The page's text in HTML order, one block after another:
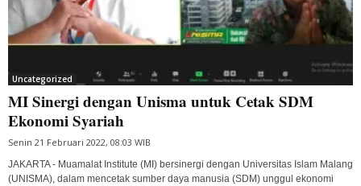
Uncategorized
MI Sinergi dengan Unisma untuk Cetak SDM
Ekonomi Syariah
Senin 21 Februari 2022, 08:03 WIB
JAKARTA - Muamalat Institute (MI) bersinergi dengan Universitas Islam Malang
(UNISMA), dalam mencetak sumber daya manusia (SDM) unggul ekonomi